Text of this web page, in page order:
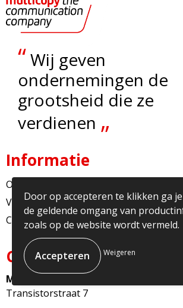
“Wij geven
ondernemingen de
grootsheid die ze
verdienen „
Informatie
Over ons
Veelgestelde vragen
Contact
Contact
Multicopy Nederland
Transistorstraat 7
Door op accepteren te klikken ga
de geldende omgang van
zoals op de website wordt vermeld.
Weigeren